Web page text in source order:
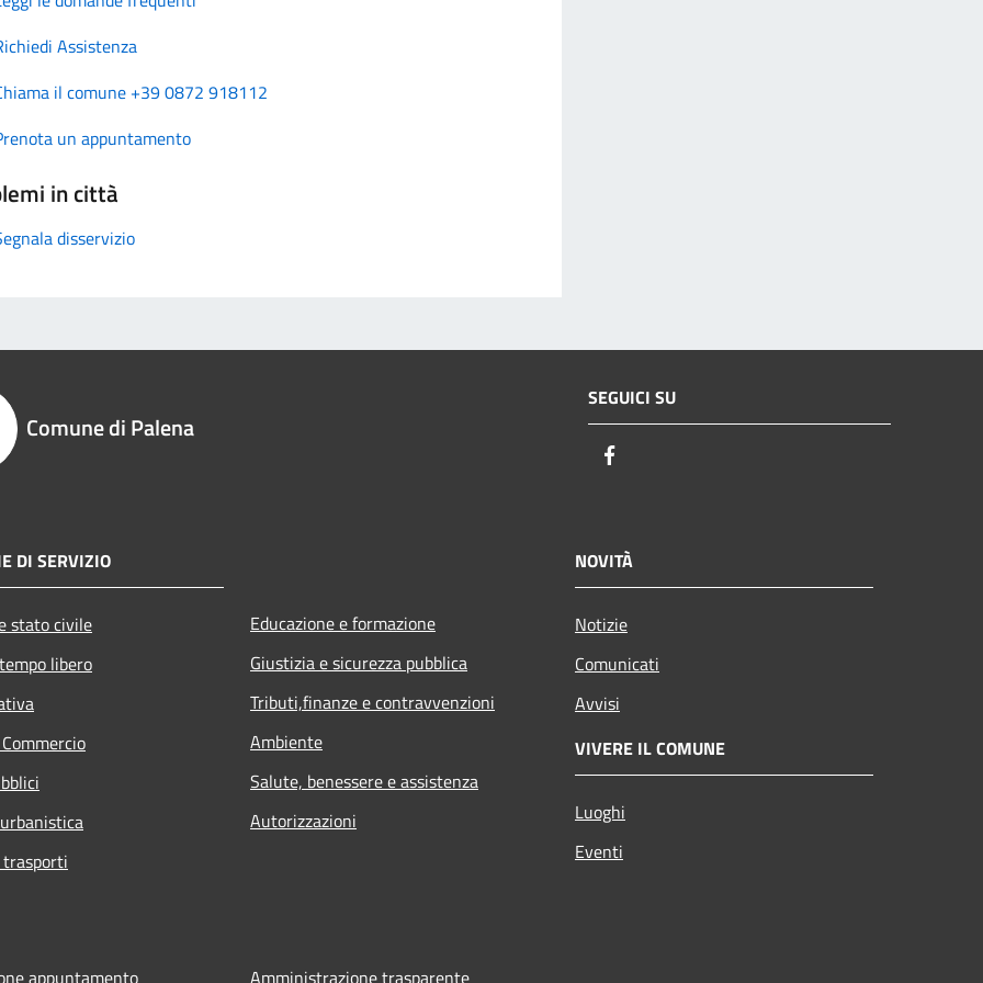
Assistenza
il comune +39 0872 918112
un appuntamento
in città
disservizio
Comune di Palena
SEGUICI SU
DI SERVIZIO
stato civile
libero
Educazione e formazione
Giustizia e sicurezza pubblica
Tributi,finanze e contravvenzioni
Ambiente
Salute, benessere e assistenza
Autorizzazioni
NOVITÀ
Notizie
Comunicati
Avvisi
VIVERE IL COMUNE
Luoghi
Eventi
appuntamento Amministrazione trasparente